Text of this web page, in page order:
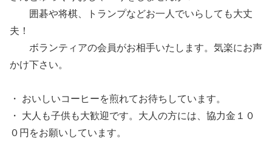
囲碁や将棋、トランプなどお一人でいらしても大丈
夫！
ボランティアの会員がお相手いたします。気楽にお声
かけ下さい。
・ おいしいコーヒーを煎れてお待ちしています。
・ 大人も子供も大歓迎です。大人の方には、協力金１０
０円をお願いしています。